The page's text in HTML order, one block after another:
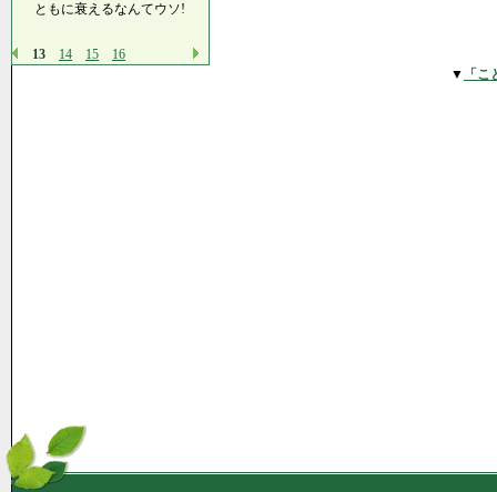
ともに衰えるなんてウソ!
13 14 15 16
▼ 「